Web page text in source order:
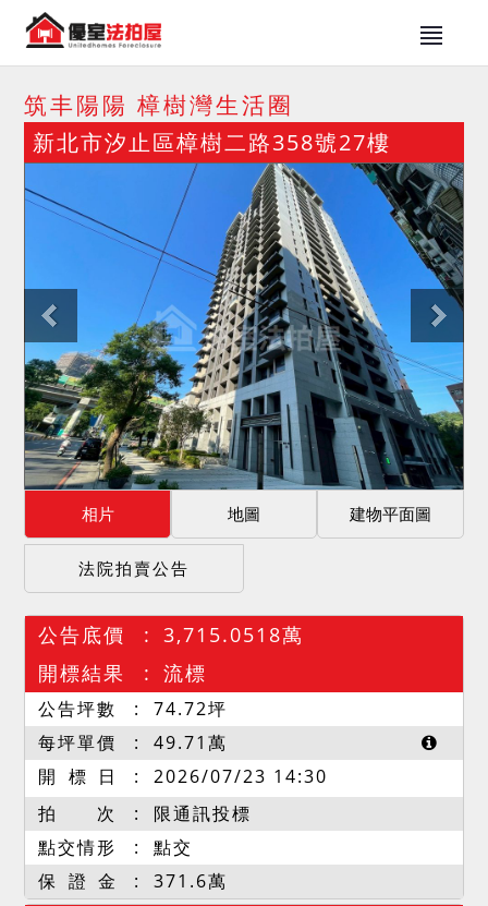
筑丰陽陽 樟樹灣生活圈
新北市汐止區樟樹二路358號27樓
相片 地圖 建物平面圖
法院拍賣公告
公告底價
3,715.0518萬
開標結果
流標
公告坪數 74.72坪
每坪單價
49.71萬
開 標 日
2026/07/23 14:30
拍 次
限通訊投標
點交情形
點交
保 證 金
371.6萬